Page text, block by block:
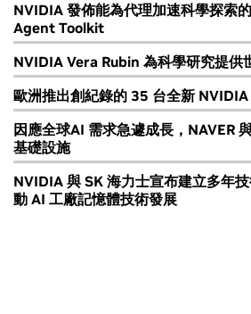
NVIDIA 發佈能為代理加速科學探索
Agent Toolkit
NVIDIA Vera Rubin 為科學研究提供
歐洲推出創紀錄的 35 台全新
因應全球AI 需求急遽成長，NAVER
基礎設施
NVIDIA 與 SK 海力士宣布建立多年
動 AI 工廠記憶體技術發展